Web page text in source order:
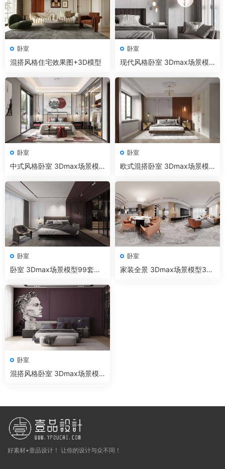
卧室
混搭风格住宅效果图+3D模型
卧室
现代风格卧室 3Dmax场景模
a渲染器
卧室
中式风格卧室 3Dmax场景模
渲染器
卧室
欧式混搭卧室 3Dmax场景模
卧室
卧室 3Dmax场景模型99套
卧室
家装全景 3Dmax场景模型32
卧室
混搭风格卧室 3Dmax场景模
好素材•壹品设计！ 让你的设计与众不同！